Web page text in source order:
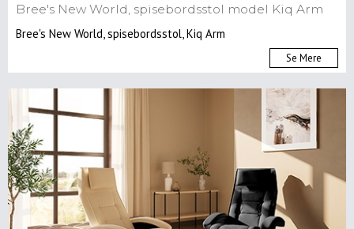
Bree's New World, spisebordsstol model Kiq Arm
Bree's New World, spisebordsstol, Kiq Arm
Se Mere